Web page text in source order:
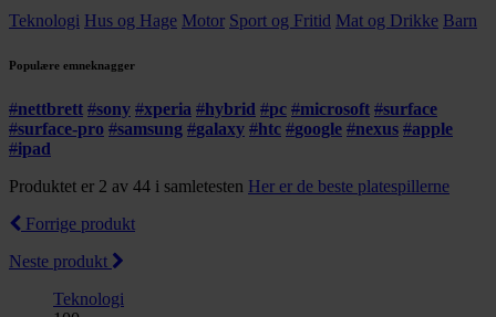
Teknologi Hus og Hage Motor Sport og Fritid Mat og Drikke Barn
Populære emneknagger
#nettbrett #sony #xperia #hybrid #pc #microsoft #surface
#surface-pro #samsung #galaxy #htc #google #nexus #apple
#ipad
Produktet er 2 av 44 i samletesten Her er de beste platespillerne
Forrige produkt
Neste produkt
Teknologi